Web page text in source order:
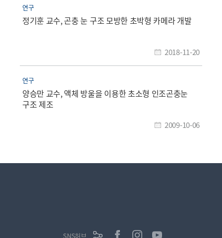
연구
정기훈 교수, 곤충 눈 구조 모방한 초박형 카메라 개발
2018-11-20
연구
양승만 교수, 액체 방울을 이용한 초소형 인조곤충눈
구조 제조
2009-10-06
SNS허브